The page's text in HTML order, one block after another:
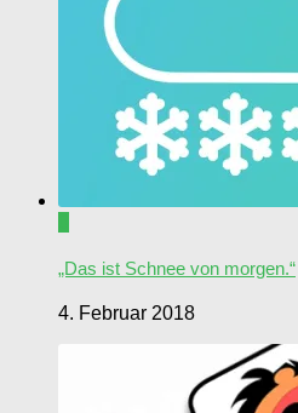
„Das ist Schnee von morgen.“
4. Februar 2018